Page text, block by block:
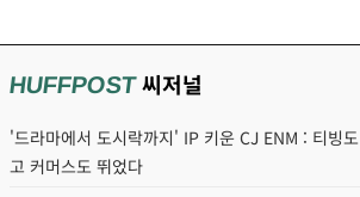
HUFFPOST씨저널
'드라마에서 도시락까지' IP 키운 CJ ENM : 티빙
고 커머스도 뛰었다